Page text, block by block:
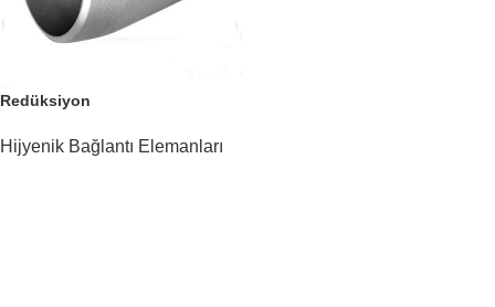
Redüksiyon
Hijyenik Bağlantı Elemanları